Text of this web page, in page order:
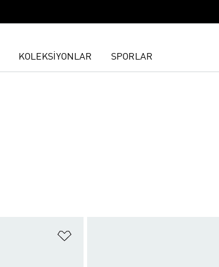
KOLEKSİYONLAR SPORLAR